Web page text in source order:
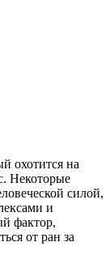
охотится на
Некоторые
силой,
и
фактор,
от ран за